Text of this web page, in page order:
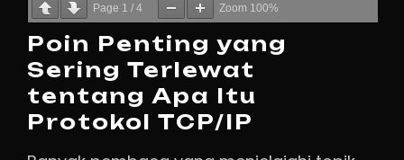
Page 1 / 4 Zoom 100%
Poin Penting yang
Sering Terlewat
tentang Apa Itu
Protokol TCP/IP